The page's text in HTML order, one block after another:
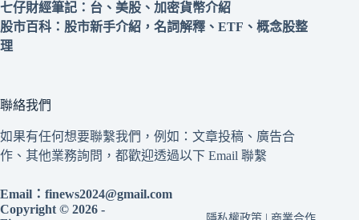
七仔財經筆記 ：台、美股、加密貨幣介紹
股市百科 ：股市新手介紹，名詞解釋、ETF、概念股整
理
聯絡我們
如果有任何想要聯繫我們，例如：文章投稿、廣告合
作、其他業務詢問，都歡迎透過以下 Email 聯繫
Email： finews2024@gmail.com
Copyright © 2026 -